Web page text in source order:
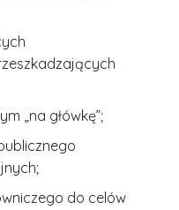
„na główkę”;
do celów